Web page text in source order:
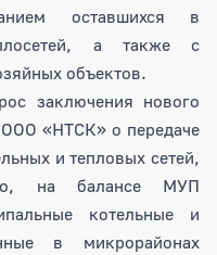
оставшихся в
а также с
объектов.
заключения нового
ООО «НТСК» о передаче
и тепловых сетей,
на балансе МУП
котельные и
в микрорайонах